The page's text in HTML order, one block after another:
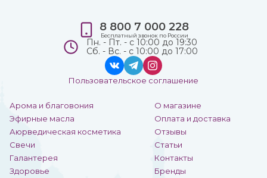
Арома и благовония
Эфирные масла
Аюрведическая косметика
Свечи
Галантерея
Здоровье
О магазине
Оплата и доставка
Отзывы
Статьи
Контакты
Бренды
8 800 7 000 228
Бесплатный звонок по России
Пн. - Пт. - с 10:00 до 19:30
Сб. - Вс. - с 10:00 до 17:00
Пользовательское соглашение